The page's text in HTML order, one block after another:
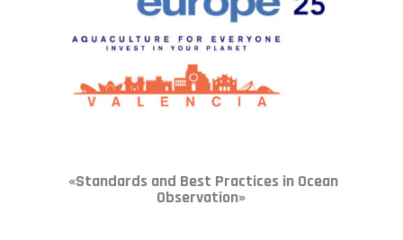
«Standards and Best Practices in Ocean
Observation»